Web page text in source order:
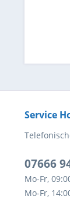
Service
07666
Mo-Fr,
Mo-Fr,